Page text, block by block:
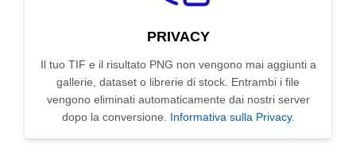
PRIVACY
Il tuo TIF e il risultato PNG non vengono mai aggiunti a
gallerie, dataset o librerie di stock. Entrambi i file
vengono eliminati automaticamente dai nostri server
dopo la conversione. Informativa sulla Privacy.